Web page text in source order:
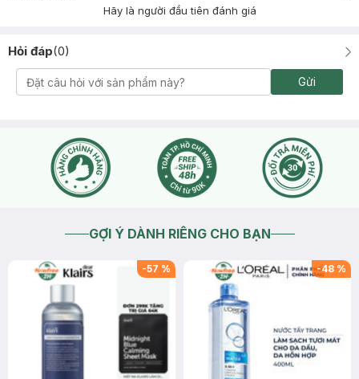
Hãy là người đầu tiên đánh giá
Hỏi đáp(0)
Gửi
GỢI Ý DÀNH RIÊNG CHO BẠN
-57 % -48 %